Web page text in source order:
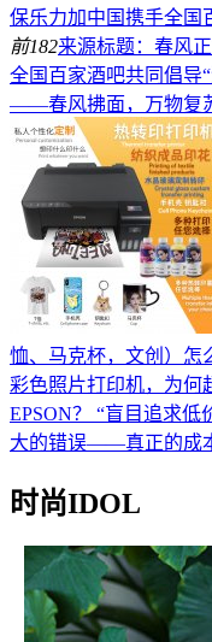
保乐力加中国携手全国
前182来源标题：春风
全国百家酒吧共同倡导
——春风拂面，万物复
恤、马克杯，文创）怎
彩色照片打印机，为何
EPSON？ “盲目追求
大的错误——真正的成
时尚IDOL